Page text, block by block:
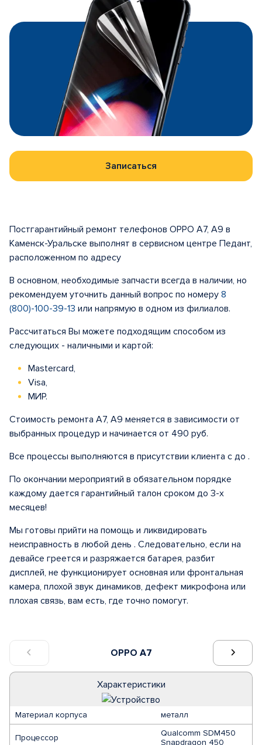
Записаться
OPPO A7
Характеристики
Материал корпуса металл
Процессор
Qualcomm SDM450
Snapdragon 450
Постгарантийный ремонт телефонов OPPO A7, A9 в
Каменск-Уральске выполнят в сервисном центре Педант,
расположенном по адресу
В основном, необходимые запчасти всегда в наличии, но
рекомендуем уточнить данный вопрос по номеру 8
(800)-100-39-13 или напрямую в одном из филиалов.
Рассчитаться Вы можете подходящим способом из
следующих - наличными и картой:
Mastercard,
Visa,
МИР.
Стоимость ремонта A7, A9 меняется в зависимости от
выбранных процедур и начинается от 490 руб.
Все процессы выполняются в присутствии клиента с до .
По окончании мероприятий в обязательном порядке
каждому дается гарантийный талон сроком до 3-х
месяцев!
Мы готовы прийти на помощь и ликвидировать
неисправность в любой день . Следовательно, если на
девайсе греется и разряжается батарея, разбит
дисплей, не функционирует основная или фронтальная
камера, плохой звук динамиков, дефект микрофона или
плохая связь, вам есть, где точно помогут.